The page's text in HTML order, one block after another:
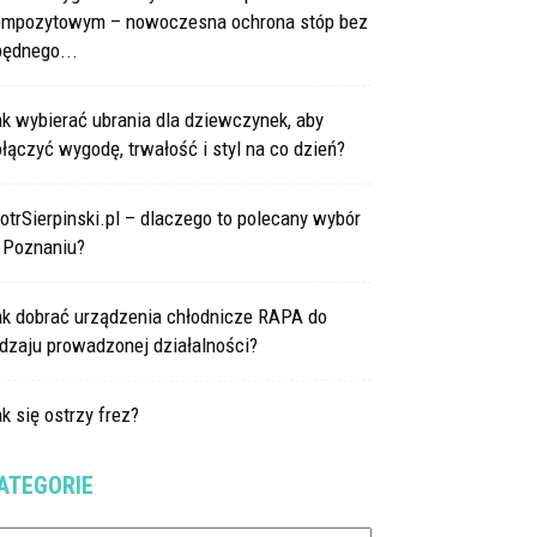
– nowoczesna ochrona stóp bez
wybierać ubrania dla dziewczynek, aby
wygodę, trwałość i styl na co dzień?
– dlaczego to polecany wybór
dobrać urządzenia chłodnicze RAPA do
prowadzonej działalności?
się ostrzy frez?